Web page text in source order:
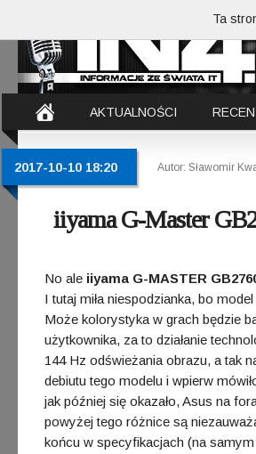
AKTUALNOŚCI
2017-10-10 18:20 Autor: Sławomir
iiyama G-Master
No ale iiyama G-MASTER
I tutaj miła niespodzianka, bo
Może kolorystyka w grach będzie
użytkownika, za to działanie
144 Hz odświeżania obrazu, a tak
debiutu tego modelu i wpierw
jak później się okazało, Asus na
powyżej tego różnice są
końcu w specyfikacjach (na
Ta